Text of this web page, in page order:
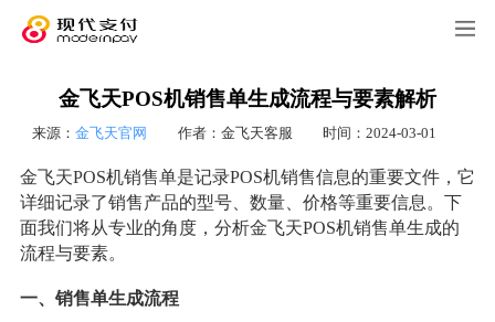
金飞天POS机销售单生成流程与要素解析
来源： 金飞天官网 作者：金飞天客服 时间：2024-03-01
金飞天POS机销售单是记录POS机销售信息的重要文件，它
详细记录了销售产品的型号、数量、价格等重要信息。下
面我们将从专业的角度，分析金飞天POS机销售单生成的
流程与要素。
一、销售单生成流程